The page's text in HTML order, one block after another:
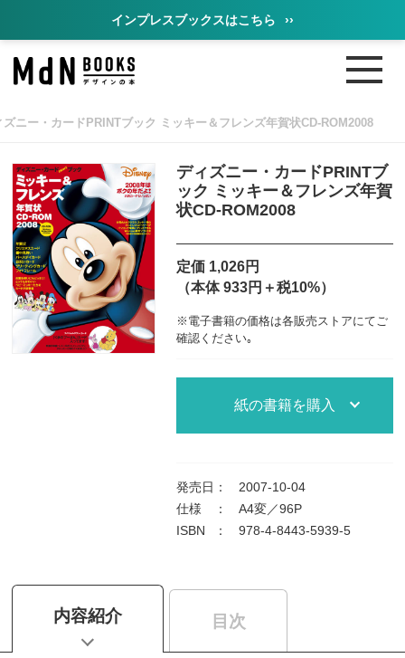
インプレスブックスはこちら ››
ズニー・カードPRINTブック ミッキー＆フレンズ年賀状CD-ROM2008
ディズニー・カードPRINTブ
ック ミッキー＆フレンズ年賀
状CD-ROM2008
定価 1,026円
（本体 933円＋税10%）
※電子書籍の価格は各販売ストアにてご
確認ください｡
紙の書籍を購入
発売日 ：
2007-10-04
仕様
：
A4変／96P
ISBN
： 978-4-8443-5939-5
内容紹介 目次